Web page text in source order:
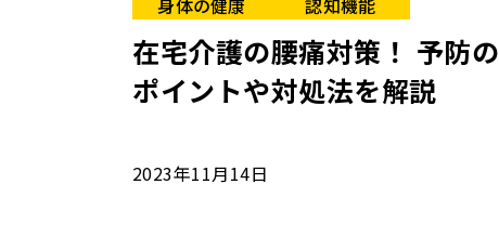
在宅介護の腰痛対策！ 予防の
ポイントや対処法を解説
2023年11月14日